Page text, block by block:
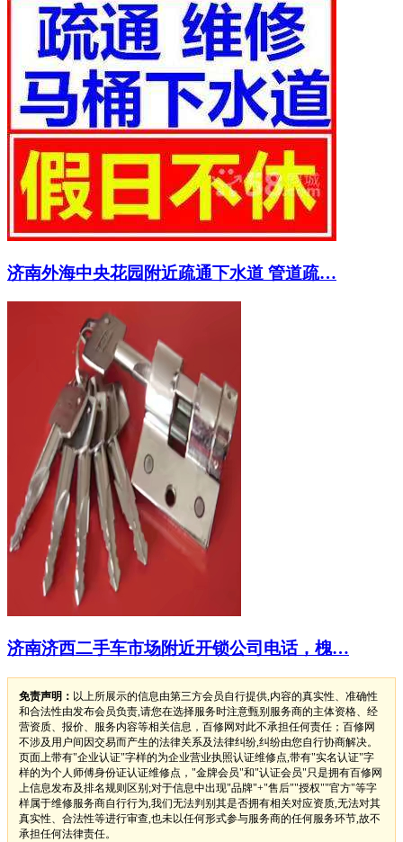
济南外海中央花园附近疏通下水道 管道疏…
济南济西二手车市场附近开锁公司电话，槐…
免责声明： 以上所展示的信息由第三方会员自行提供,内容的真实性、准确性
和合法性由发布会员负责,请您在选择服务时注意甄别服务商的主体资格、经
营资质、报价、服务内容等相关信息，百修网对此不承担任何责任；百修网
不涉及用户间因交易而产生的法律关系及法律纠纷,纠纷由您自行协商解决。
页面上带有"企业认证"字样的为企业营业执照认证维修点,带有"实名认证"字
样的为个人师傅身份证认证维修点，"金牌会员"和"认证会员"只是拥有百修网
上信息发布及排名规则区别;对于信息中出现"品牌"+"售后""授权""官方"等字
样属于维修服务商自行行为,我们无法判别其是否拥有相关对应资质,无法对其
真实性、合法性等进行审查,也未以任何形式参与服务商的任何服务环节,故不
承担任何法律责任。